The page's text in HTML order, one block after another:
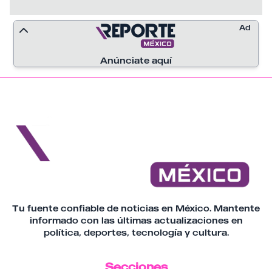
Anúnciate aquí
Ad
Tu fuente confiable de noticias en México. Mantente
informado con las últimas actualizaciones en
política, deportes, tecnología y cultura.